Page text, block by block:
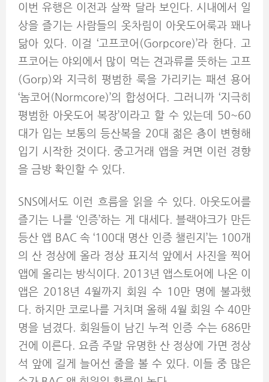
이번 유행은 이전과 살짝 달라 보인다. 시내에서 일
상을 즐기는 사람들의 옷차림이 아웃도어룩과 꽤나
닮아 있다. 이걸 ‘고프코어(Gorpcore)’라 한다. 고
프코어는 야외에서 많이 먹는 견과류를 뜻하는 고프
(Gorp)와 지극히 평범한 룩을 가리키는 패션 용어
‘놈코어(Normcore)’의 합성어다. 그러니까 ‘지극히
평범한 아웃도어 복장’이라고 할 수 있는데 50~60
대가 입는 보통의 등산복을 20대 젊은 층이 변형해
입기 시작한 것이다. 중고거래 앱을 켜면 이런 경향
을 금방 확인할 수 있다.
SNS에서도 이런 흐름을 읽을 수 있다. 아웃도어를
즐기는 나를 ‘인증’하는 게 대세다. 블랙야크가 만든
등산 앱 BAC 속 ‘100대 명산 인증 챌린지’는 100개
의 산 정상에 올라 정상 표지석 앞에서 사진을 찍어
앱에 올리는 방식이다. 2013년 앱스토어에 나온 이
앱은 2018년 4월까지 회원 수 10만 명에 불과했
다. 하지만 코로나를 거치며 올해 4월 회원 수 40만
명을 넘겼다. 회원들이 남긴 누적 인증 수는 686만
건에 이른다. 요즘 주말 유명한 산 정상에 가면 정상
석 앞에 길게 늘어선 줄을 볼 수 있다. 이들 중 많은